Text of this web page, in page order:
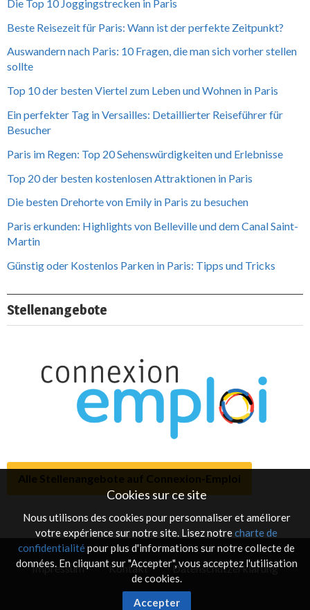
Die Top 10 Joggingstrecken in Paris
Beste Reisezeit für Paris: Wann ist der perfekte Zeitpunkt?
Auswandern nach Paris: 10 Fragen, die man sich vorher stellen
sollte
Top 10 der besten Viertel zum Leben und Wohnen in Paris
Ein perfekter Tag in Versailles: Detaillierter Reiseführer für
Besucher
Paris im Regen: Top 20 Sehenswürdigkeiten und Erlebnisse
Top 20 der besten kostenlosen Attraktionen in Paris
Die besten Drehorte von Emily in Paris zu besuchen
Paris erkunden: Highlights von Belleville und dem Canal Saint-
Martin
Günstig oder Kostenlos Parken in Paris: Tipps und Tricks
Stellenangebote
Alle Stellenangebote auf Connexion-Emploi
Cookies sur ce site
Nous utilisons des cookies pour personnaliser et améliorer
votre expérience sur notre site. Lisez notrecharte de
confidentialitépour plus d'informations sur notre collecte de
données. En cliquant sur "Accepter", vous acceptez l'utilisation
de cookies.
Accepter
Impressum Kontakt Datenschutzerklärung